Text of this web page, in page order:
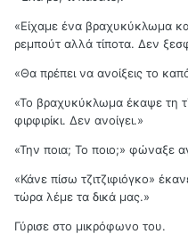
«Είχαμε ένα βραχυκύκλωμα
ρεμπούτ αλλά τίποτα. Δεν
«Θα πρέπει να ανοίξεις το
«Το βραχυκύκλωμα έκαψε τη
φιρφιρίκι. Δεν ανοίγει.»
«Την ποια; Το ποιο;» φώναξε
«Κάνε πίσω τζιτζιφιόγκο»
τώρα λέμε τα δικά μας.»
Γύρισε στο μικρόφωνο του.